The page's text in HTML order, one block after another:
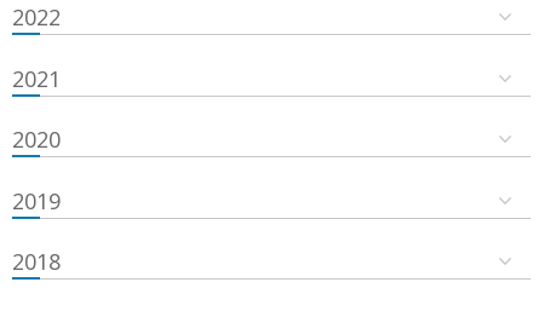
2022
2021
2020
2019
2018